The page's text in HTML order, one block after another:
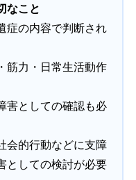
なこと
症の内容で判断され
筋力・日常生活動作
害としての確認も必
会的行動などに支障
としての検討が必要